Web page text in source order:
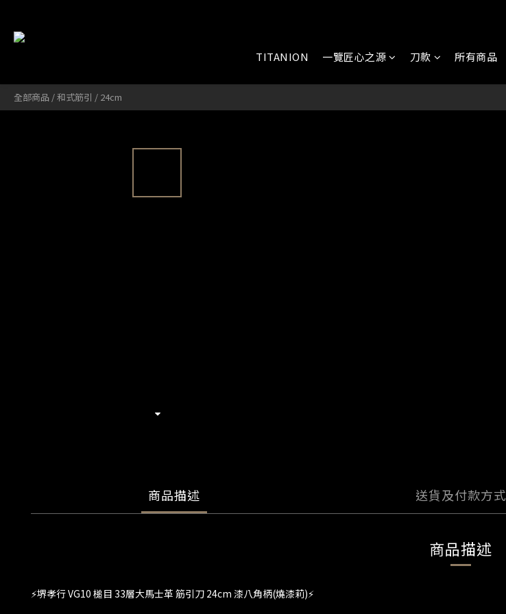
TITANION 一覽匠心之源 刀款 所有商品
全部商品 /和式筋引 / 24cm
商品描述 送貨及付款方式
商品描述
⚡️堺孝行 VG10 槌目 33層大馬士革 筋引刀 24cm 漆八角柄(燒漆莉)⚡